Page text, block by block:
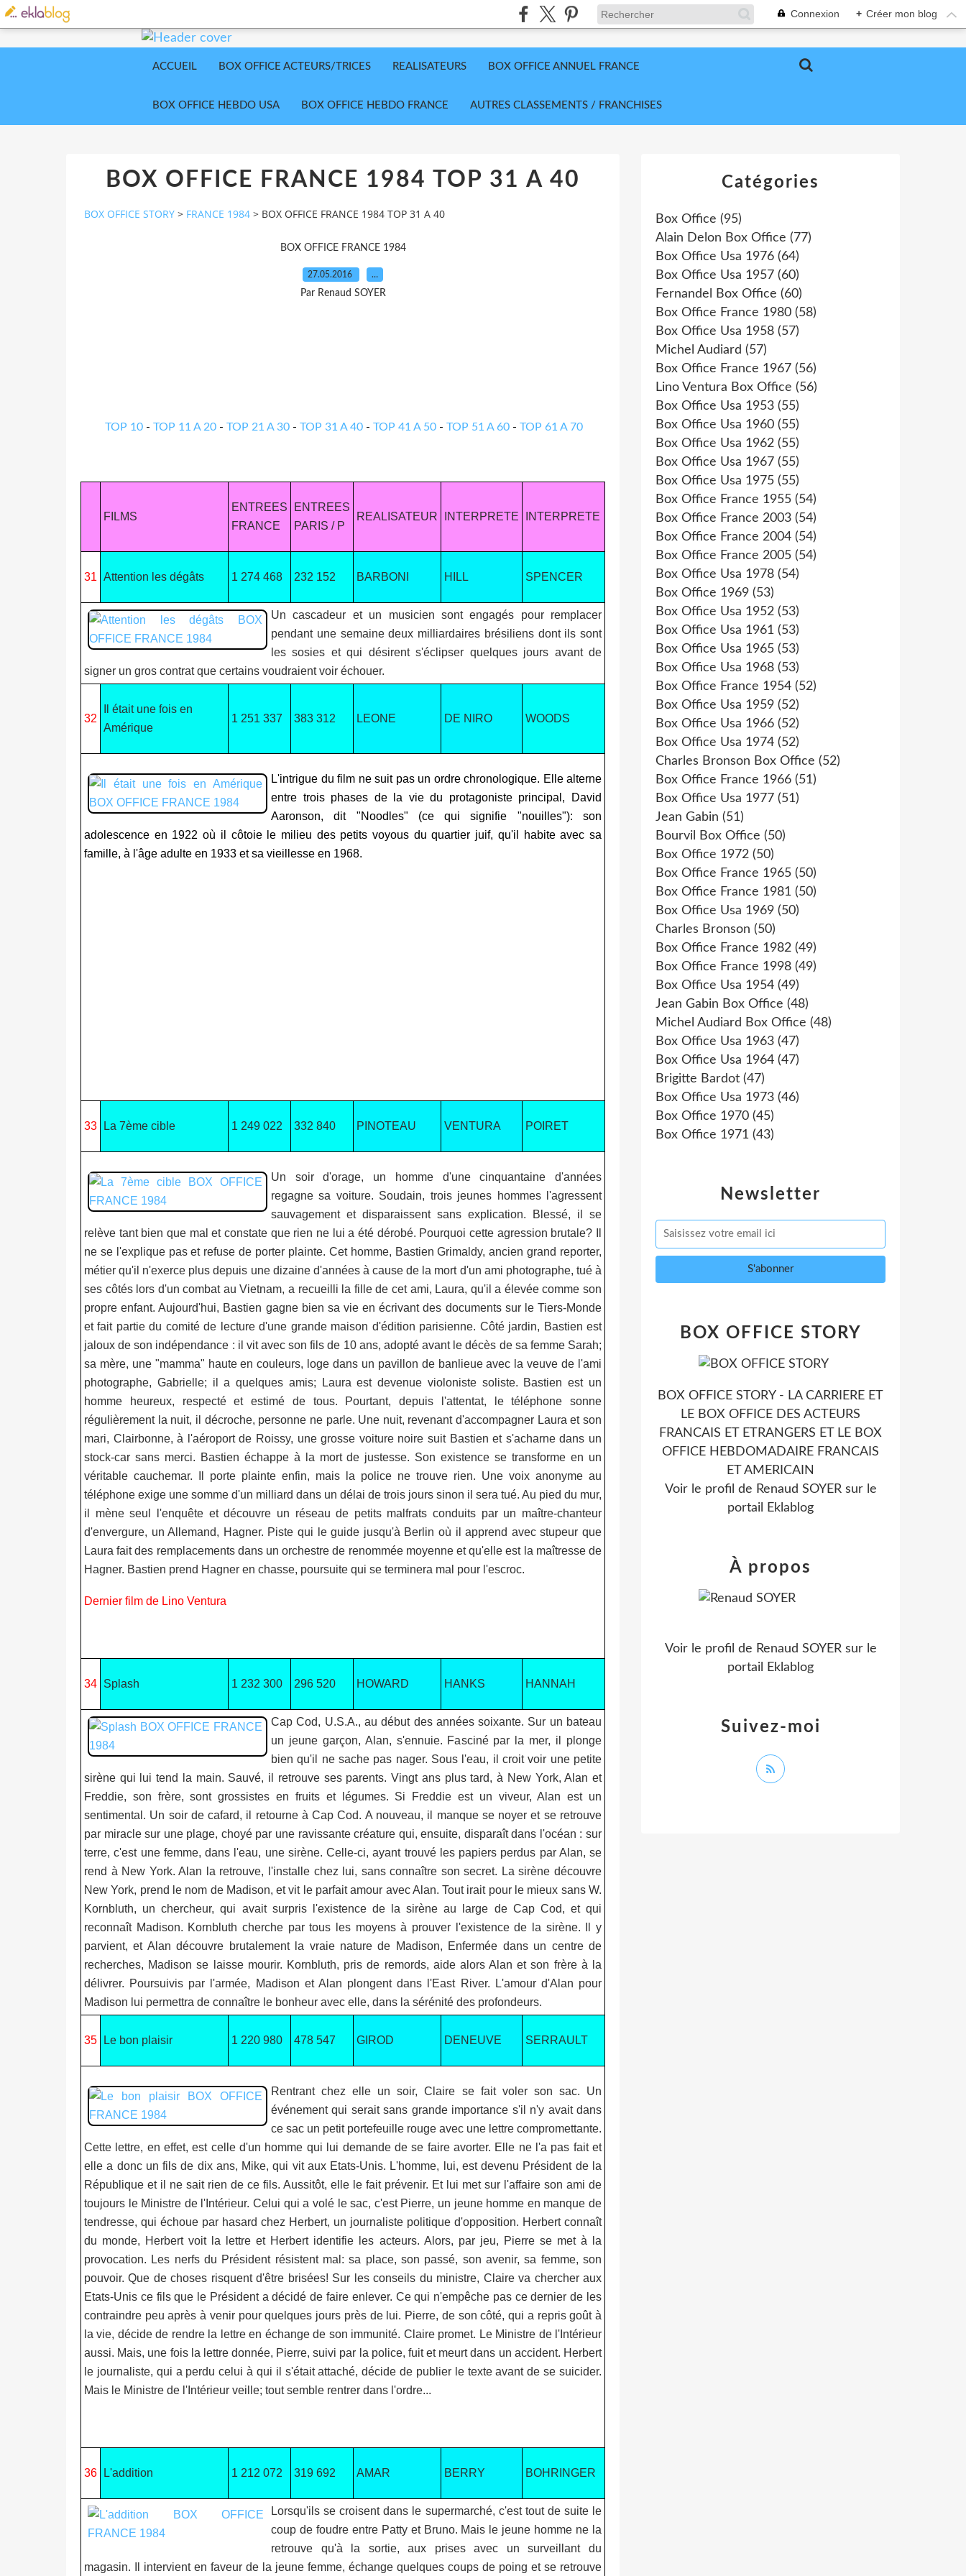
Connexion + Créer mon blog
ACCUEIL BOX OFFICE ACTEURS/TRICES REALISATEURS BOX OFFICE ANNUEL FRANCE
BOX OFFICE HEBDO USA BOX OFFICE HEBDO FRANCE AUTRES CLASSEMENTS / FRANCHISES
BOX OFFICE FRANCE 1984 TOP 31 A 40
BOX OFFICE STORY > FRANCE 1984 > BOX OFFICE FRANCE 1984 TOP 31 A 40
BOX OFFICE FRANCE 1984
27.05.2016 …
Par Renaud SOYER
TOP 10 - TOP 11 A 20 - TOP 21 A 30 - TOP 31 A 40 - TOP 41 A 50 - TOP 51 A 60 - TOP 61 A 70
FILMS
ENTREES
FRANCE
ENTREES
PARIS / P
REALISATEUR INTERPRETE INTERPRETE
31 Attention les dégâts 1 274 468 232 152 BARBONI HILL SPENCER
Un cascadeur et un musicien sont engagés pour remplacer
pendant une semaine deux milliardaires brésiliens dont ils sont
les sosies et qui désirent s'éclipser quelques jours avant de
signer un gros contrat que certains voudraient voir échouer.
32
Il était une fois en
Amérique
1 251 337 383 312 LEONE DE NIRO WOODS
L'intrigue du film ne suit pas un ordre chronologique. Elle alterne
entre trois phases de la vie du protagoniste principal, David
Aaronson, dit "Noodles" (ce qui signifie "nouilles"): son
adolescence en 1922 où il côtoie le milieu des petits voyous du quartier juif, qu'il habite avec sa
famille, à l'âge adulte en 1933 et sa vieillesse en 1968.
33 La 7ème cible 1 249 022 332 840 PINOTEAU VENTURA POIRET
Un soir d'orage, un homme d'une cinquantaine d'années
regagne sa voiture. Soudain, trois jeunes hommes l'agressent
sauvagement et disparaissent sans explication. Blessé, il se
relève tant bien que mal et constate que rien ne lui a été dérobé. Pourquoi cette agression brutale? Il
ne se l'explique pas et refuse de porter plainte. Cet homme, Bastien Grimaldy, ancien grand reporter,
métier qu'il n'exerce plus depuis une dizaine d'années à cause de la mort d'un ami photographe, tué à
ses côtés lors d'un combat au Vietnam, a recueilli la fille de cet ami, Laura, qu'il a élevée comme son
propre enfant. Aujourd'hui, Bastien gagne bien sa vie en écrivant des documents sur le Tiers-Monde
et fait partie du comité de lecture d'une grande maison d'édition parisienne. Côté jardin, Bastien est
jaloux de son indépendance : il vit avec son fils de 10 ans, adopté avant le décès de sa femme Sarah;
sa mère, une "mamma" haute en couleurs, loge dans un pavillon de banlieue avec la veuve de l'ami
photographe, Gabrielle; il a quelques amis; Laura est devenue violoniste soliste. Bastien est un
homme heureux, respecté et estimé de tous. Pourtant, depuis l'attentat, le téléphone sonne
régulièrement la nuit, il décroche, personne ne parle. Une nuit, revenant d'accompagner Laura et son
mari, Clairbonne, à l'aéroport de Roissy, une grosse voiture noire suit Bastien et s'acharne dans un
stock-car sans merci. Bastien échappe à la mort de justesse. Son existence se transforme en un
véritable cauchemar. Il porte plainte enfin, mais la police ne trouve rien. Une voix anonyme au
téléphone exige une somme d'un milliard dans un délai de trois jours sinon il sera tué. Au pied du mur,
il mène seul l'enquête et découvre un réseau de petits malfrats conduits par un maître-chanteur
d'envergure, un Allemand, Hagner. Piste qui le guide jusqu'à Berlin où il apprend avec stupeur que
Laura fait des remplacements dans un orchestre de renommée moyenne et qu'elle est la maîtresse de
Hagner. Bastien prend Hagner en chasse, poursuite qui se terminera mal pour l'escroc.
Dernier film de Lino Ventura
34 Splash 1 232 300 296 520 HOWARD HANKS HANNAH
Cap Cod, U.S.A., au début des années soixante. Sur un bateau
un jeune garçon, Alan, s'ennuie. Fasciné par la mer, il plonge
bien qu'il ne sache pas nager. Sous l'eau, il croit voir une petite
sirène qui lui tend la main. Sauvé, il retrouve ses parents. Vingt ans plus tard, à New York, Alan et
Freddie, son frère, sont grossistes en fruits et légumes. Si Freddie est un viveur, Alan est un
sentimental. Un soir de cafard, il retourne à Cap Cod. A nouveau, il manque se noyer et se retrouve
par miracle sur une plage, choyé par une ravissante créature qui, ensuite, disparaît dans l'océan : sur
terre, c'est une femme, dans l'eau, une sirène. Celle-ci, ayant trouvé les papiers perdus par Alan, se
rend à New York. Alan la retrouve, l'installe chez lui, sans connaître son secret. La sirène découvre
New York, prend le nom de Madison, et vit le parfait amour avec Alan. Tout irait pour le mieux sans W.
Kornbluth, un chercheur, qui avait surpris l'existence de la sirène au large de Cap Cod, et qui
reconnaît Madison. Kornbluth cherche par tous les moyens à prouver l'existence de la sirène. Il y
parvient, et Alan découvre brutalement la vraie nature de Madison, Enfermée dans un centre de
recherches, Madison se laisse mourir. Kornbluth, pris de remords, aide alors Alan et son frère à la
délivrer. Poursuivis par l'armée, Madison et Alan plongent dans l'East River. L'amour d'Alan pour
Madison lui permettra de connaître le bonheur avec elle, dans la sérénité des profondeurs.
35 Le bon plaisir 1 220 980 478 547 GIROD DENEUVE SERRAULT
Rentrant chez elle un soir, Claire se fait voler son sac. Un
événement qui serait sans grande importance s'il n'y avait dans
ce sac un petit portefeuille rouge avec une lettre compromettante.
Cette lettre, en effet, est celle d'un homme qui lui demande de se faire avorter. Elle ne l'a pas fait et
elle a donc un fils de dix ans, Mike, qui vit aux Etats-Unis. L'homme, lui, est devenu Président de la
République et il ne sait rien de ce fils. Aussitôt, elle le fait prévenir. Et lui met sur l'affaire son ami de
toujours le Ministre de l'Intérieur. Celui qui a volé le sac, c'est Pierre, un jeune homme en manque de
tendresse, qui échoue par hasard chez Herbert, un journaliste politique d'opposition. Herbert connaît
du monde, Herbert voit la lettre et Herbert identifie les acteurs. Alors, par jeu, Pierre se met à la
provocation. Les nerfs du Président résistent mal: sa place, son passé, son avenir, sa femme, son
pouvoir. Que de choses risquent d'être brisées! Sur les conseils du ministre, Claire va chercher aux
Etats-Unis ce fils que le Président a décidé de faire enlever. Ce qui n'empêche pas ce dernier de les
contraindre peu après à venir pour quelques jours près de lui. Pierre, de son côté, qui a repris goût à
la vie, décide de rendre la lettre en échange de son immunité. Claire promet. Le Ministre de l'Intérieur
aussi. Mais, une fois la lettre donnée, Pierre, suivi par la police, fuit et meurt dans un accident. Herbert
le journaliste, qui a perdu celui à qui il s'était attaché, décide de publier le texte avant de se suicider.
Mais le Ministre de l'Intérieur veille; tout semble rentrer dans l'ordre...
36 L'addition 1 212 072 319 692 AMAR BERRY BOHRINGER
Lorsqu'ils se croisent dans le supermarché, c'est tout de suite le
coup de foudre entre Patty et Bruno. Mais le jeune homme ne la
retrouve qu'à la sortie, aux prises avec un surveillant du
magasin. Il intervient en faveur de la jeune femme, échange quelques coups de poing et se retrouve
Newsletter
Catégories
Box Office (95)
Alain Delon Box Office (77)
Box Office Usa 1976 (64)
Box Office Usa 1957 (60)
Fernandel Box Office (60)
Box Office France 1980 (58)
Box Office Usa 1958 (57)
Michel Audiard (57)
Box Office France 1967 (56)
Lino Ventura Box Office (56)
Box Office Usa 1953 (55)
Box Office Usa 1960 (55)
Box Office Usa 1962 (55)
Box Office Usa 1967 (55)
Box Office Usa 1975 (55)
Box Office France 1955 (54)
Box Office France 2003 (54)
Box Office France 2004 (54)
Box Office France 2005 (54)
Box Office Usa 1978 (54)
Box Office 1969 (53)
Box Office Usa 1952 (53)
Box Office Usa 1961 (53)
Box Office Usa 1965 (53)
Box Office Usa 1968 (53)
Box Office France 1954 (52)
Box Office Usa 1959 (52)
Box Office Usa 1966 (52)
Box Office Usa 1974 (52)
Charles Bronson Box Office (52)
Box Office France 1966 (51)
Box Office Usa 1977 (51)
Jean Gabin (51)
Bourvil Box Office (50)
Box Office 1972 (50)
Box Office France 1965 (50)
Box Office France 1981 (50)
Box Office Usa 1969 (50)
Charles Bronson (50)
Box Office France 1982 (49)
Box Office France 1998 (49)
Box Office Usa 1954 (49)
Jean Gabin Box Office (48)
Michel Audiard Box Office (48)
Box Office Usa 1963 (47)
Box Office Usa 1964 (47)
Brigitte Bardot (47)
Box Office Usa 1973 (46)
Box Office 1970 (45)
Box Office 1971 (43)
BOX OFFICE STORY
BOX OFFICE STORY - LA CARRIERE ET
LE BOX OFFICE DES ACTEURS
FRANCAIS ET ETRANGERS ET LE BOX
OFFICE HEBDOMADAIRE FRANCAIS
ET AMERICAIN
Voir le profil de Renaud SOYERsur le
portail Eklablog
Suivez-moi
À propos
Voir le profil de Renaud SOYERsur le
portail Eklablog